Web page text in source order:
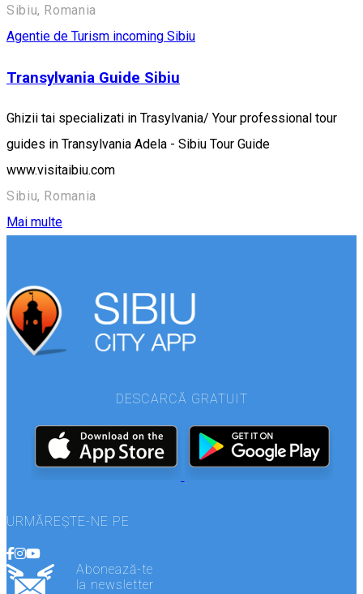
Sibiu, Romania
Agentie de Turism incoming Sibiu
Transylvania Guide Sibiu
Ghizii tai specializati in Trasylvania/ Your professional tour
guides in Transylvania Adela - Sibiu Tour Guide
www.visitaibiu.com
Sibiu, Romania
Mai multe
DESCARCĂ GRATUIT
URMĂREȘTE-NE PE
Abonează-te
la newsletter